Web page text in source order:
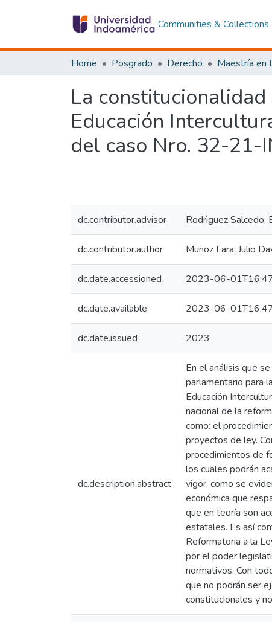
Communities & Collections
Home Posgrado Derecho
La
Educación
del caso Nro. 32-21-
dc.contributor.advisor Rodrìguez Salcedo,
dc.contributor.author Muñoz Lara, Julio
dc.date.accessioned 2023-06-
dc.date.available 2023-06-
dc.date.issued 2023
dc.description.abstract
En el análisis que
parlamentario para
Educación
nacional de la
como: el
proyectos de ley.
procedimientos de
los cuales podrán
vigor, como se
económica que
que en teoría son
estatales. Es así
Reformatoria a la
por el poder
normativos. Con
que no podrán ser
constitucionales y